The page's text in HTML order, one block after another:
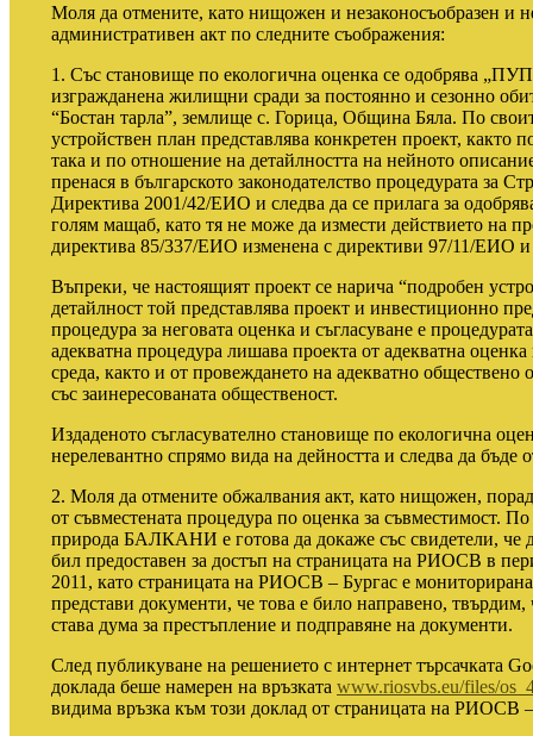
Моля да отмените, като нищожен и незаконосъобразен и
административен акт по следните съображения:
1. Със становище по екологична оценка се одобрява
изгражданена жилищни сради за постоянно и сезонно
“Бостан тарла”, землище с. Горица, Община Бяла. По
устройствен план представлява конкретен проект, както
така и по отношение на детайлността на нейното
пренася в българското законодателство процедурата за
Директива 2001/42/ЕИО и следва да се прилага за
голям мащаб, като тя не може да измести действието на
директива 85/337/ЕИО изменена с директиви 97/11/ЕИО
Въпреки, че настоящият проект се нарича “подробен
детайлност той представлява проект и инвестиционно
процедура за неговата оценка и съгласуване е
адекватна процедура лишава проекта от адекватна
среда, както и от провеждането на адекватно обществено
със заинересованата общественост.
Издаденото съгласувателно становище по екологична
нерелевантно спрямо вида на дейността и следва да бъде
2. Моля да отмените обжалвания акт, като нищожен,
от съвместената процедура по оценка за съвместимост.
природа БАЛКАНИ е готова да докаже със свидетели, че
бил предоставен за достъп на страницата на РИОСВ в
2011, като страницата на РИОСВ – Бургас е
представи документи, че това е било направено,
става дума за престъпление и подправяне на документи.
След публикуване на решението с интернет търсачката
доклада беше намерен на връзката www.riosvbs.eu/files/
видима връзка към този доклад от страницата на РИОСВ